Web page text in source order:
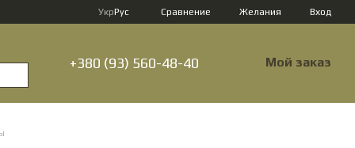
УкрРус Сравнение Желания Вход
+380 (93) 560-48-40 Мой заказ